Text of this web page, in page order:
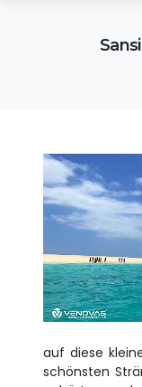
auf diese
schönsten